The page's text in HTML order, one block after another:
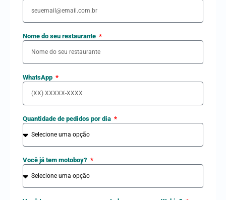
Nome do seu restaurante
WhatsApp
Quantidade de pedidos por dia
Você já tem motoboy?